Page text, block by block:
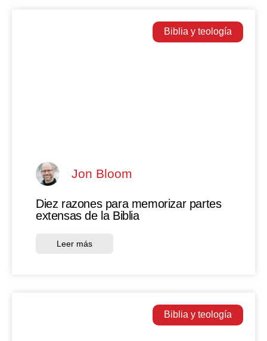
Biblia y teología
Jon Bloom
Diez razones para memorizar partes
extensas de la Biblia
Leer más
Biblia y teología